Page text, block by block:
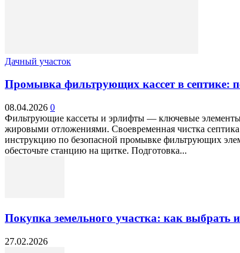
Дачный участок
Промывка фильтрующих кассет в септике:
08.04.2026 0
Фильтрующие кассеты и эрлифты — ключевые
жировыми отложениями. Своевременная чистка
инструкцию по безопасной промывке фильтрующих
обесточьте станцию на щитке. Подготовка...
Покупка земельного участка: как
27.02.2026